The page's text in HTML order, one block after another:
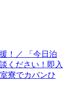
！／ 「今日泊
ください！即入
寮でカバンひ